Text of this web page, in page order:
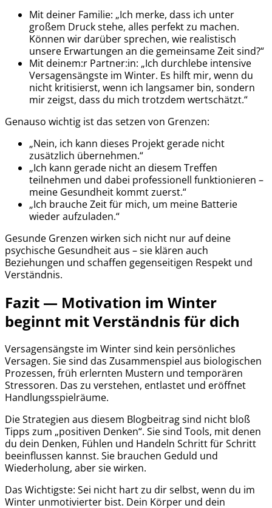
Mit deiner Familie: „Ich merke, dass ich unter
großem Druck stehe, alles perfekt zu machen.
Können wir darüber sprechen, wie realistisch
unsere Erwartungen an die gemeinsame Zeit sind?“
Mit deinem:r Partner:in: „Ich durchlebe intensive
Versagensängste im Winter. Es hilft mir, wenn du
nicht kritisierst, wenn ich langsamer bin, sondern
mir zeigst, dass du mich trotzdem wertschätzt.“
Genauso wichtig ist das setzen von Grenzen:
„Nein, ich kann dieses Projekt gerade nicht
zusätzlich übernehmen.“
„Ich kann gerade nicht an diesem Treffen
teilnehmen und dabei professionell funktionieren –
meine Gesundheit kommt zuerst.“
„Ich brauche Zeit für mich, um meine Batterie
wieder aufzuladen.“
Gesunde Grenzen wirken sich nicht nur auf deine
psychische Gesundheit aus – sie klären auch
Beziehungen und schaffen gegenseitigen Respekt und
Verständnis.
Fazit — Motivation im Winter
beginnt mit Verständnis für dich
Versagensängste im Winter sind kein persönliches
Versagen. Sie sind das Zusammenspiel aus biologischen
Prozessen, früh erlernten Mustern und temporären
Stressoren. Das zu verstehen, entlastet und eröffnet
Handlungsspielräume.
Die Strategien aus diesem Blogbeitrag sind nicht bloß
Tipps zum „positiven Denken“. Sie sind Tools, mit denen
du dein Denken, Fühlen und Handeln Schritt für Schritt
beeinflussen kannst. Sie brauchen Geduld und
Wiederholung, aber sie wirken.
Das Wichtigste: Sei nicht hart zu dir selbst, wenn du im
Winter unmotivierter bist. Dein Körper und dein